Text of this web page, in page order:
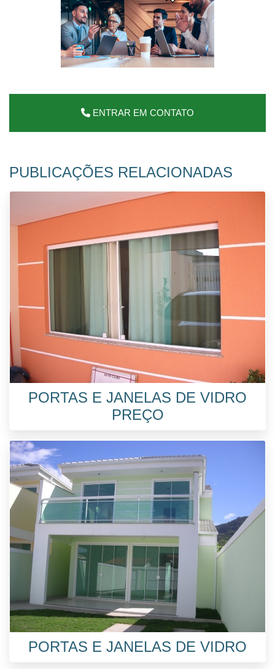
ENTRAR EM CONTATO
PUBLICAÇÕES RELACIONADAS
PORTAS E JANELAS DE VIDRO
PREÇO
PORTAS E JANELAS DE VIDRO